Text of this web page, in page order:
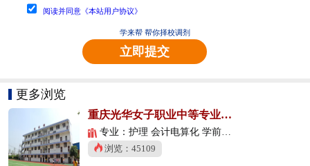
阅读并同意《本站用户协议》
学来帮 帮你择校调剂
立即提交
更多浏览
重庆光华女子职业中等专业学校
专业：护理 会计电算化 学前教育
浏览：45109